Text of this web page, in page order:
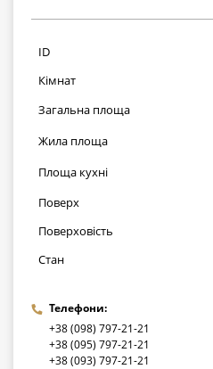
1305000грн
ID
Кімнат
Загальна площа
Жила площа
Площа кухні
Поверх
Поверховість
Стан
Телефони:
+38 (098) 797-21-21
+38 (095) 797-21-21
+38 (093) 797-21-21